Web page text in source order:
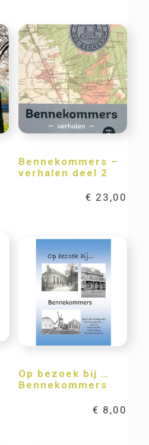
Bennekommers –
verhalen deel 2
€ 23,00
Op bezoek bij …
Bennekommers
€ 8,00